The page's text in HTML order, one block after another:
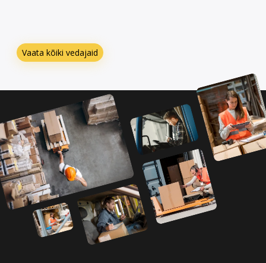
Vaata kõiki vedajaid